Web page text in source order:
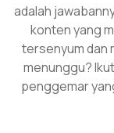
adalah
konten yang
tersenyum dan
menunggu?
penggemar